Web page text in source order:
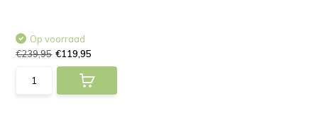
Op voorraad
€239,95 €119,95